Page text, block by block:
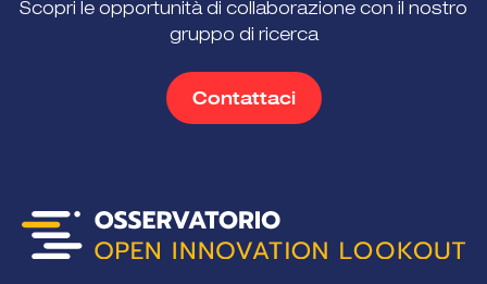
Scopri le opportunità di collaborazione con il nostro
gruppo di ricerca
Contattaci